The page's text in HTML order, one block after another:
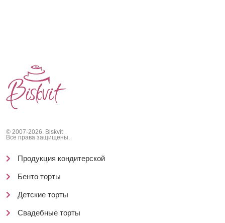
© 2007-2026. Biskvit
Все права защищены.
Продукция кондитерской
Бенто торты
Детские торты
Свадебные торты